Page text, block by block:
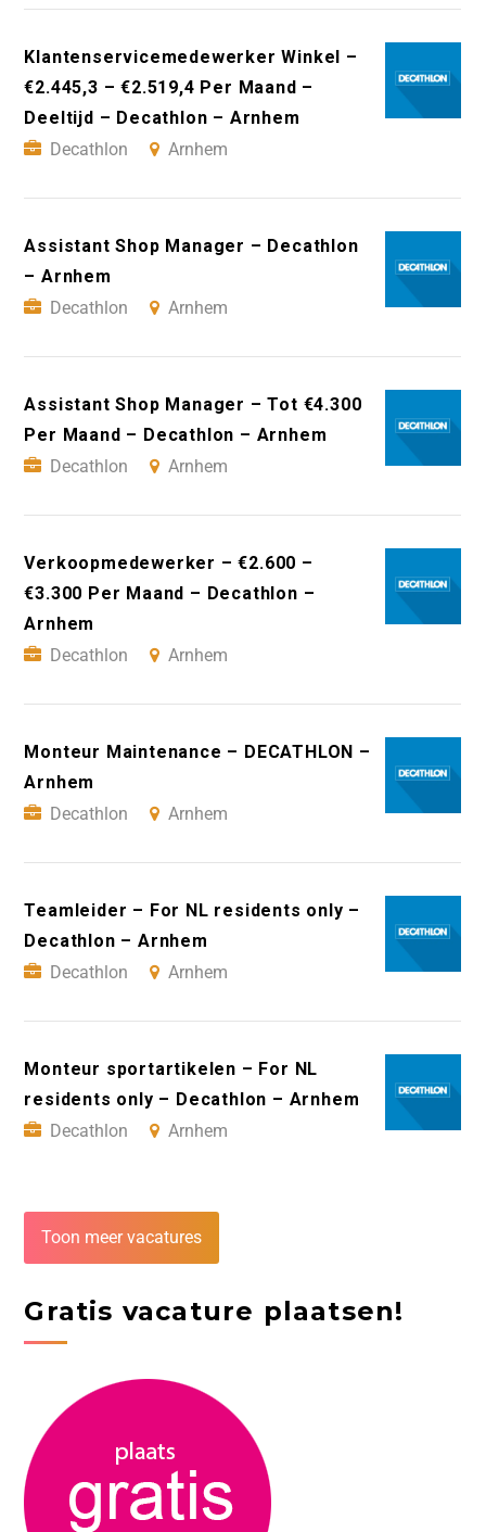
Klantenservicemedewerker Winkel –
€2.445,3 – €2.519,4 Per Maand –
Deeltijd – Decathlon – Arnhem
Decathlon
Arnhem
Assistant Shop Manager – Decathlon
– Arnhem
Decathlon
Arnhem
Assistant Shop Manager – Tot €4.300
Per Maand – Decathlon – Arnhem
Decathlon
Arnhem
Verkoopmedewerker – €2.600 –
€3.300 Per Maand – Decathlon –
Arnhem
Decathlon
Arnhem
Monteur Maintenance – DECATHLON –
Arnhem
Decathlon
Arnhem
Teamleider – For NL residents only –
Decathlon – Arnhem
Decathlon
Arnhem
Monteur sportartikelen – For NL
residents only – Decathlon – Arnhem
Decathlon
Arnhem
Toon meer vacatures
Gratis vacature plaatsen!